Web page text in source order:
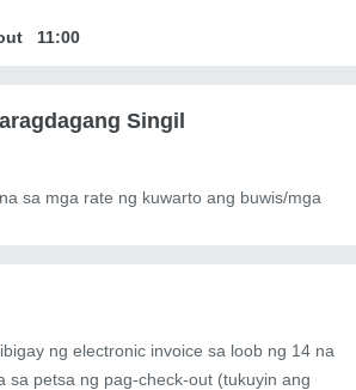
11:00
Singil
sa mga rate ng kuwarto ang buwis/mga
ng electronic invoice sa loob ng 14 na
sa petsa ng pag-check-out (tukuyin ang